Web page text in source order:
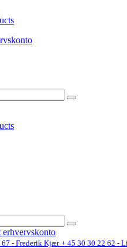
erhvervskonto
67 - Frederik Kjær + 45 30 30 22 62 -